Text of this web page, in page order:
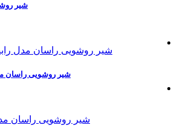
شیر
شیر روشویی راسان